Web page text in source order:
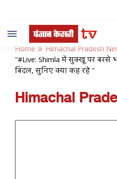
Toggle
navigation
Home
Himachal Pradesh
"#Live: Shimla में सुक्खू पर बरसे
बिंदल, सुनिए क्या कह रहे "
Himachal